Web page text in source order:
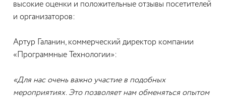
высокие оценки и положительные отзывы посетителей
и организаторов:
Артур Галанин, коммерческий директор компании
«Программные Технологии»:
«Для нас очень важно участие в подобных
мероприятиях. Это позволяет нам обменяться опытом